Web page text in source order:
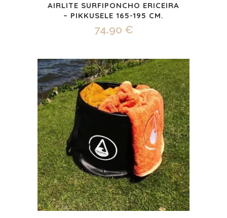
AIRLITE SURFIPONCHO ERICEIRA
– PIKKUSELE 165-195 CM.
74.90 €